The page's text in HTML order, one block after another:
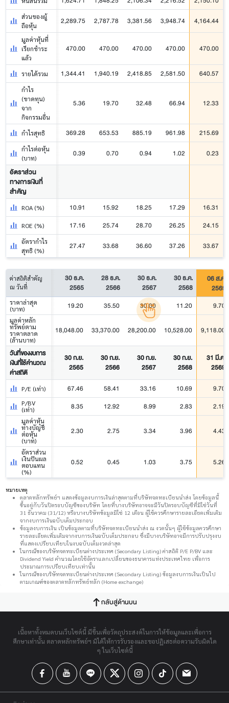
ส่วนของผู้
ถือหุ้น
2,289.75 2,787.78 3,381.56 3,948.74 4,164.44
มูลค่าหุ้นที่
เรียกชำระ
แล้ว
470.00 470.00 470.00 470.00 470.00
รายได้รวม 1,344.41 1,940.19 2,418.85 2,581.50 640.57
กำไร
(ขาดทุน)
จาก
กิจกรรมอื่น
5.36 19.70 32.48 66.94 12.33
กำไรสุทธิ 369.28 653.53 885.19 961.98 215.69
กำไรต่อหุ้น
(บาท)
0.39 0.70 0.94 1.02
0.23
อัตราส่วน
ทางการเงินที่
สำคัญ
ROA (%) 10.91 15.92 18.25 17.29 16.31
ROE (%) 17.16 25.74 28.70 26.25 24.15
อัตรากำไร
สุทธิ (%)
27.47 33.68 36.60 37.26 33.67
ค่าสถิติสำคัญ
ณ วันที่
30 ธ.ค.
2565
28 ธ.ค.
2566
30 ธ.ค.
2567
30 ธ.ค.
2568
06 ส.ค.
2569
ราคาล่าสุด
(บาท)
19.20 35.50 30.00 11.20 9.70
มูลค่าหลัก
ทรัพย์ตาม
ราคาตลาด
(ล้านบาท)
18,048.00 33,370.00 28,200.00 10,528.00 9,118.00
วันที่ของงบการ
เงินที่ใช้คำนวณ
ค่าสถิติ
30 ก.ย.
2565
30 ก.ย.
2566
30 ก.ย.
2567
30 ก.ย.
2568
31 มี.ค.
2569
P/E (เท่า) 67.46 58.41 33.16 10.69 9.70
P/BV
(เท่า)
8.35 12.92 8.99 2.83 2.19
มูลค่าหุ้น
ทางบัญชี
ต่อหุ้น
(บาท)
2.30 2.75 3.34 3.96 4.43
อัตราส่วน
เงินปันผล
ตอบแทน
(%)
0.52 0.45 1.03 3.75 5.26
หมายเหตุ
ตลาดหลักทรัพย์ฯ แสดงข้อมูลงบการเงินล่าสุดตามที่บริษัทจดทะเบียนนำส่ง โดยข้อมูลนี้
ขึ้นอยู่กับวันปิดรอบบัญชีของบริษัท โดยที่บางบริษัทอาจจะมีวันปิดรอบบัญชีที่มิใช่วันที่
31 ธันวาคม (31/12) หรือบางบริษัทข้อมูลมิใช่ 12 เดือน ผู้ใช้ควรศึกษารายละเอียดเพิ่มเติม
จากงบการเงินฉบับเต็มประกอบ
ข้อมูลงบการเงิน เป็นข้อมูลตามที่บริษัทจดทะเบียนนำส่ง ณ งวดนั้นๆ ผู้ใช้ข้อมูลควรศึกษา
รายละเอียดเพิ่มเติมจากงบการเงินฉบับเต็มประกอบ ซึ่งมีบางบริษัทอาจมีการปรับปรุงงบ
ที่แสดงเปรียบเทียบในงบฉบับเต็มงวดล่าสุด
ในกรณีของบริษัทจดทะเบียนต่างประเทศ (Secondary Listing) ค่าสถิติ P/E P/BV และ
Dividend Yield คำนวณโดยใช้อัตราแลกเปลี่ยนของธนาคารแห่งประเทศไทย เพื่อการ
ประมาณการเปรียบเทียบเท่านั้น
ในกรณีของบริษัทจดทะเบียนต่างประเทศ (Secondary Listing) ข้อมูลงบการเงินเป็นไป
ตามเกณฑ์ของตลาดหลักทรัพย์หลัก (Home exchange)
กลับสู่ด้านบน
เนื้อหาทั้งหมดบนเว็บไซต์นี้ มีขึ้นเพื่อวัตถุประสงค์ในการให้ข้อมูลและเพื่อการ
ศึกษาเท่านั้น ตลาดหลักทรัพย์ฯ มิได้ให้การรับรองและขอปฏิเสธต่อความรับผิดใด
ๆ ในเว็บไซต์นี้